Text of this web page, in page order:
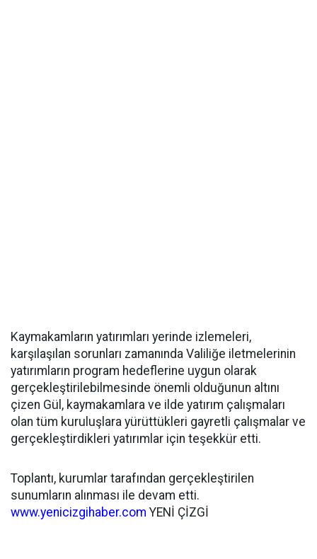
Kaymakamların yatırımları yerinde izlemeleri,
karşılaşılan sorunları zamanında Valiliğe iletmelerinin
yatırımların program hedeflerine uygun olarak
gerçekleştirilebilmesinde önemli olduğunun altını
çizen Gül, kaymakamlara ve ilde yatırım çalışmaları
olan tüm kuruluşlara yürüttükleri gayretli çalışmalar ve
gerçekleştirdikleri yatırımlar için teşekkür etti.
Toplantı, kurumlar tarafından gerçekleştirilen
sunumların alınması ile devam etti.
www.yenicizgihaber.com YENİ ÇİZGİ